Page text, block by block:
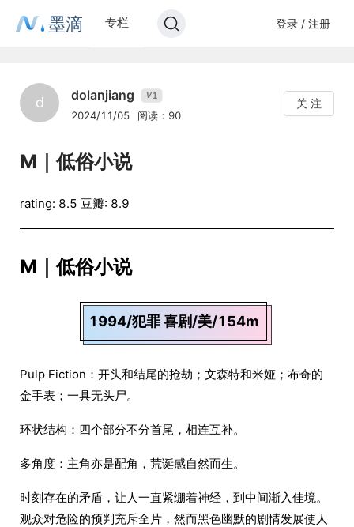
墨滴 专栏 登录 / 注册
d dolanjiang V1
2024/11/05 阅读：90
关 注
M｜低俗小说
rating: 8.5 豆瓣: 8.9
M｜低俗小说
1994/犯罪 喜剧/美/154m
Pulp Fiction：开头和结尾的抢劫；文森特和米娅；布奇的
金手表；一具无头尸。
环状结构：四个部分不分首尾，相连互补。
多角度：主角亦是配角，荒诞感自然而生。
时刻存在的矛盾，让人一直紧绷着神经，到中间渐入佳境。
观众对危险的预判充斥全片，然而黑色幽默的剧情发展使人